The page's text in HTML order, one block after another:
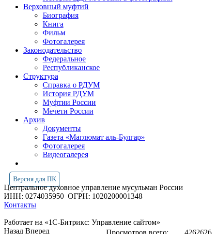
Верховный муфтий
Биография
Книга
Фильм
Фотогалерея
Законодательство
Федеральное
Республиканское
Структура
Справка о РДУМ
История РДУМ
Муфтии России
Мечети России
Архив
Документы
Газета «Маглюмат аль-Булгар»
Фотогалерея
Видеогалерея
Версия для ПК
Центральное духовное управление мусульман России
ИНН: 0274035950 ОГРН: 1020200001348
Контакты
Работает на «1С-Битрикс: Управление сайтом»
Просмотров всего:
4262626
Назад Вперед